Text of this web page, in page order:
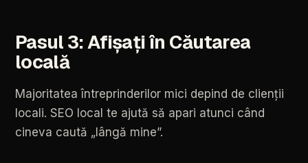
Pasul 3:Afișațiîn Căutarea
locală
Majoritatea întreprinderilor mici depind de clienții
locali. SEO local te ajută să apari atunci când
cineva caută „lângă mine”.